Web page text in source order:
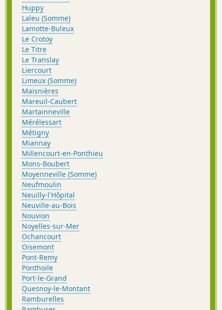
Huppy
Laleu (Somme)
Lamotte-Buleux
Le Crotoy
Le Titre
Le Translay
Liercourt
Limeux (Somme)
Maisnières
Mareuil-Caubert
Martainneville
Mérélessart
Métigny
Miannay
Millencourt-en-Ponthieu
Mons-Boubert
Moyenneville (Somme)
Neufmoulin
Neuilly-l'Hôpital
Neuville-au-Bois
Nouvion
Noyelles-sur-Mer
Ochancourt
Oisemont
Pont-Remy
Ponthoile
Port-le-Grand
Quesnoy-le-Montant
Ramburelles